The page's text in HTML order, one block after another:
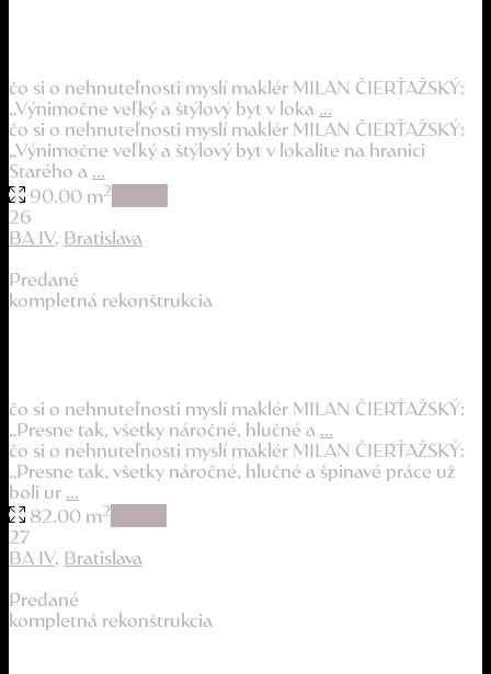
čo si o nehnuteľnosti myslí maklér MILAN ČIERŤAŽSKÝ:
„Výnimočne veľký a štýlový byt v loka ...
čo si o nehnuteľnosti myslí maklér MILAN ČIERŤAŽSKÝ:
„Výnimočne veľký a štýlový byt v lokalite na hranici
Starého a ...
90.00 m2
26
BA IV, Bratislava
Predané
kompletná rekonštrukcia
čo si o nehnuteľnosti myslí maklér MILAN ČIERŤAŽSKÝ:
„Presne tak, všetky náročné, hlučné a ...
čo si o nehnuteľnosti myslí maklér MILAN ČIERŤAŽSKÝ:
„Presne tak, všetky náročné, hlučné a špinavé práce už
boli ur ...
82.00 m2
27
BA IV, Bratislava
Predané
kompletná rekonštrukcia